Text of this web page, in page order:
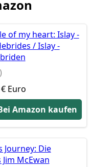
of my heart: Islay -
/ Islay -
Euro
Amazon kaufen
Journey: Die
McEwan